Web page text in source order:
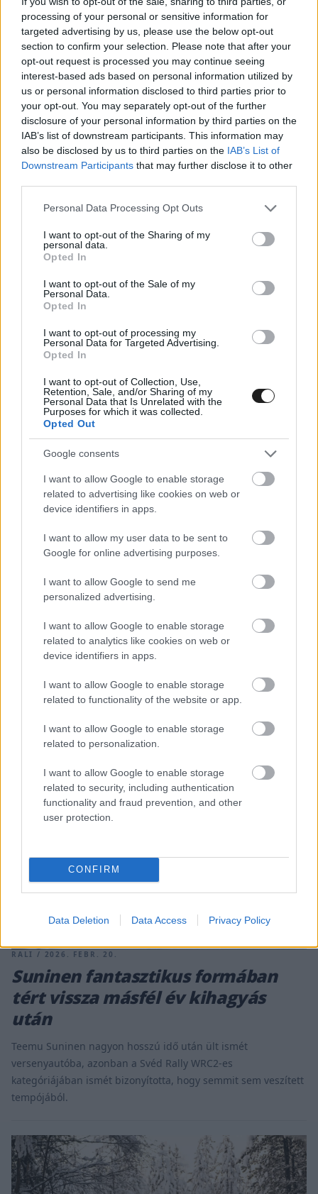
processing of your personal or sensitive information for
targeted advertising by us, please use the below opt-out
section to confirm your selection. Please note that after your
opt-out request is processed you may continue seeing
interest-based ads based on personal information utilized by
us or personal information disclosed to third parties prior to
your opt-out. You may separately opt-out of the further
disclosure of your personal information by third parties on the
IAB’s list of downstream participants. This information may
also be disclosed by us to third parties on the IAB’s List of
Downstream Participants that may further disclose it to other
Please note that this website/app uses one or more Google
not limited to your visit or usage behaviour. You may click to
grant or deny consent to Google and its third-party tags to
use your data for below specified purposes in below Google
consent section.
Personal Data Processing Opt Outs
I want to opt-out of the Sharing of my
personal data.
Opted In
I want to opt-out of the Sale of my
Personal Data.
Opted In
I want to opt-out of processing my
Personal Data for Targeted Advertising.
Opted In
I want to opt-out of Collection, Use,
Retention, Sale, and/or Sharing of my
Personal Data that Is Unrelated with the
Purposes for which it was collected.
Opted Out
Google consents
I want to allow Google to enable storage
related to advertising like cookies on web or
device identifiers in apps.
I want to allow my user data to be sent to
Google for online advertising purposes.
I want to allow Google to send me
personalized advertising.
I want to allow Google to enable storage
related to analytics like cookies on web or
device identifiers in apps.
I want to allow Google to enable storage
related to functionality of the website or app.
I want to allow Google to enable storage
related to personalization.
I want to allow Google to enable storage
related to security, including authentication
functionality and fraud prevention, and other
user protection.
CONFIRM
Data Deletion Data Access Privacy Policy
Esapekka Lappi bocsánatot kért
csapattársaitól, mert túl gyors volt
a Svéd Rallyn (videó)
A Hyundai Motorsport készített egy videót a Svéd Rallyról,
melyből kiderült, hogy Esapekka Lappi bocsánatot kért Adrien
Power Stage-en.
RALI / 2026. FEBR. 20.
Lappi szerint a Rally1-es Hyundai
nagyon félrement
Esapekka Lappi több, mint egy év kihagyás után versenyzett
újra a Rally1-es Hyundaijal a Svéd Rallyn, ahol sokáig ő volt a
csapat leggyorsabb versenyzője, azonban ő sem tudott
érdemben harcolni a Toyotákkal. A finn versenyző szerint a
RALI / 2026. FEBR. 20.
Suninen fantasztikus formában
tért vissza másfél év kihagyás
után
Teemu Suninen nagyon hosszú idő után ült ismét
versenyautóba, azonban a Svéd Rally WRC2-es
kategóriájában ismét bizonyította, hogy semmit sem veszített
tempójából.